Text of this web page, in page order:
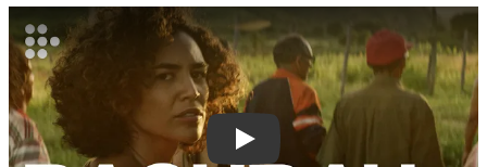
Смотреть трейлер